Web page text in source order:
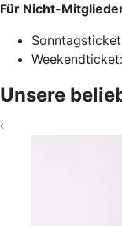
Für Nicht-
Unsere
‹